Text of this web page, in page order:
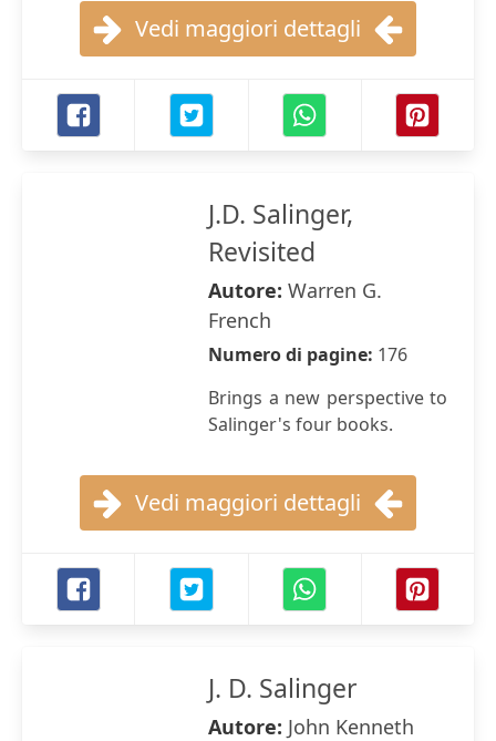
Vedi maggiori dettagli
J.D. Salinger,
Revisited
Autore: Warren G.
French
Numero di pagine: 176
Brings a new perspective to
Salinger's four books.
Vedi maggiori dettagli
J. D. Salinger
Autore: John Kenneth